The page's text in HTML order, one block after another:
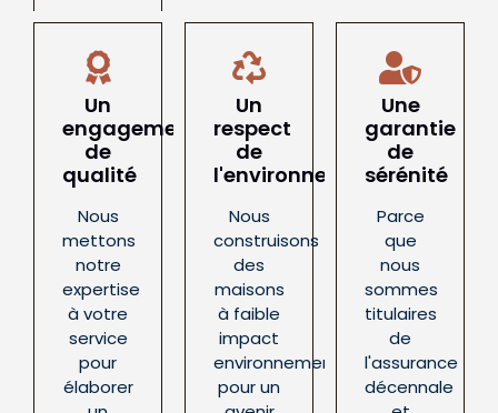
Un
engagement
de
qualité
Nous
mettons
notre
expertise
à votre
service
pour
élaborer
Un
respect
de
l'environnement
Nous
construisons
des
maisons
à faible
impact
environnemental
pour un
Une
garantie
de
sérénité
Parce
que
nous
sommes
titulaires
de
l'assurance
décennale